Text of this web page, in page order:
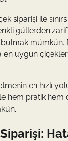
siparişi ile
güllerden
mümkün.
en uygun
en hızlı
hem pratik